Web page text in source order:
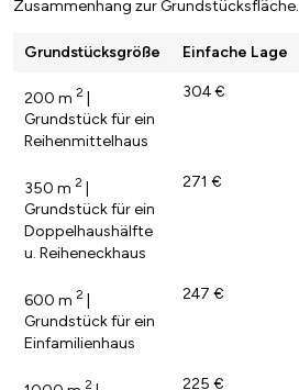
Zusammenhang zur Grundstücksfläche.
Grundstücksgröße Einfache Lage
200 m 2 |
Grundstück für ein
Reihenmittelhaus
304 €
350 m 2 |
Grundstück für ein
Doppelhaushälfte
u. Reiheneckhaus
271 €
600 m 2 |
Grundstück für ein
Einfamilienhaus
247 €
2 225 €